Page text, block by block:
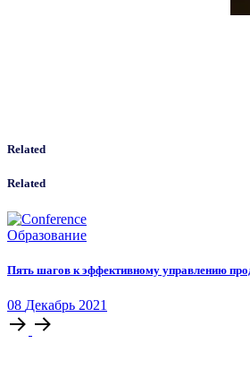
Related
Related
Образование
Пять шагов к эффективному управлению
08 Декабрь 2021